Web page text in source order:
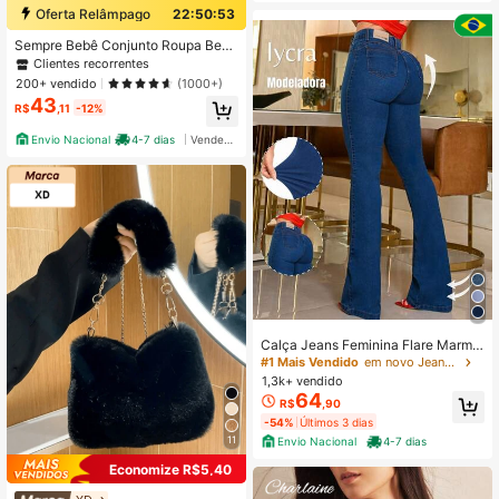
Oferta Relâmpago
22:50:52
Sempre Bebê Conjunto Roupa Bebê
Menina Feminino Body Manga Lon
ga Calça Faixa Blogueirinha Laço R
oupinha Conjuntinho Frio Inverno M
ini Diva
Clientes recorrentes
200+ vendido
(1000+)
R$43 ,11 -12%
Envio Nacional 4-7 dias
11
Economize R$5,40
Calça Jeans Feminina Flare Marmo
rizada Jeans Cintura Alta Empina B
umbum Elastano Lycra
#1 Mais Vendido
em novo Jeans Feminino
1,3k+ vendido
R$64,90
-54% Últimos 3 dias
Envio Nacional
4-7 dias